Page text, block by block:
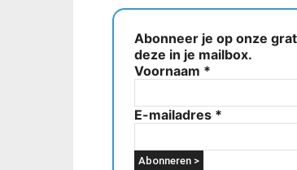
Abonneer je op onze
deze in je mailbox.
Voornaam *
E-mailadres *